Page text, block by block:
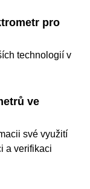
pro
technologií v
ve
své využití
a verifikaci